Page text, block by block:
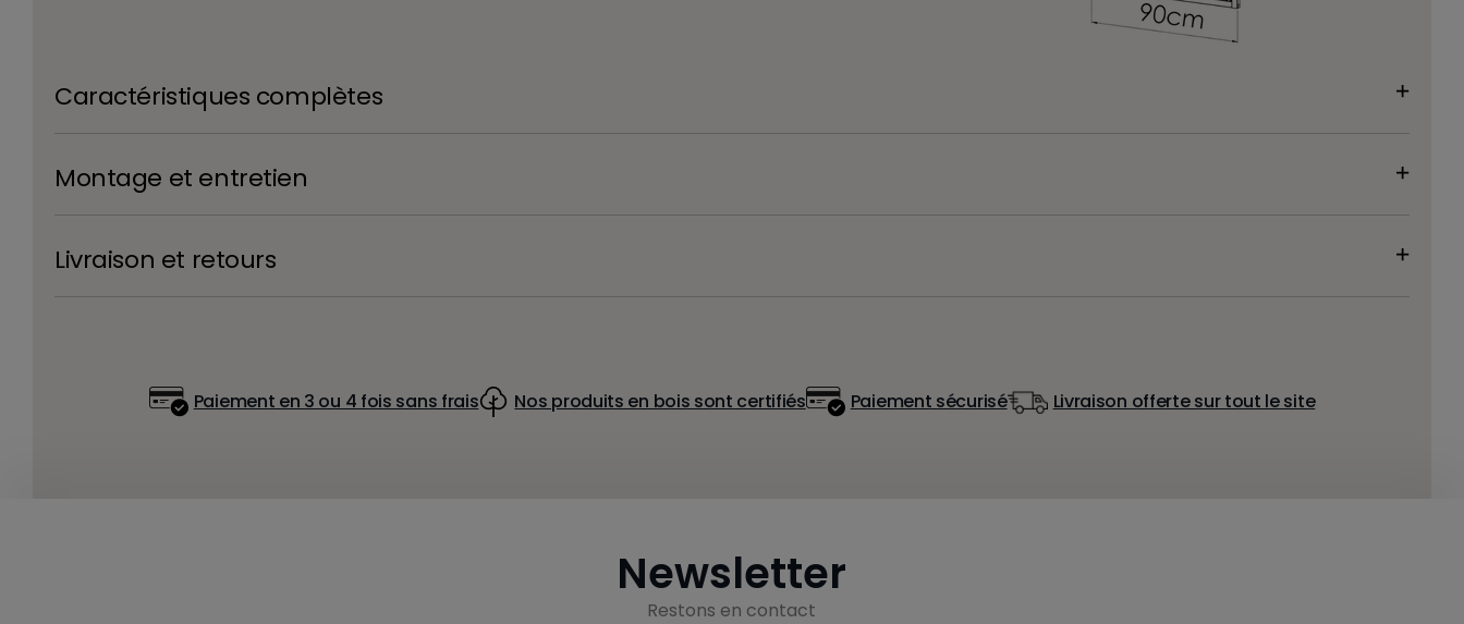
Caractéristiques complètes
Montage et entretien
Livraison et retours
Paiement en 3 ou 4 fois sans frais Nos produits en bois sont certifiés Paiement sécurisé Livraison offerte sur tout le site
Newsletter
Restons en contact